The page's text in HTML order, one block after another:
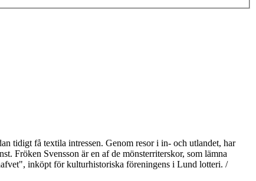
tidigt få textila intressen. Genom resor i in- och utlandet, har
Fröken Svensson är en af de mönsterriterskor, som lämna
inköpt för kulturhistoriska föreningens i Lund lotteri. /